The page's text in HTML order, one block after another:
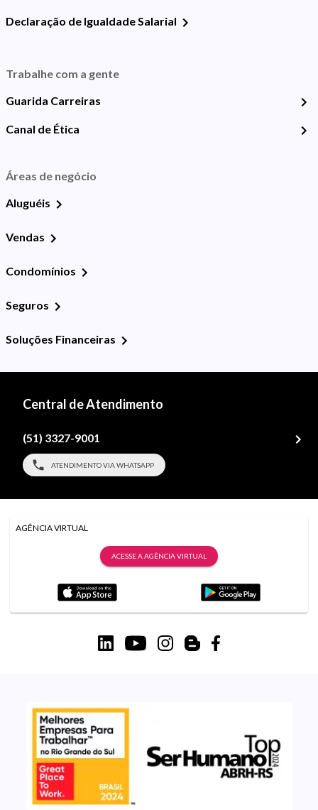
Declaração de Igualdade Salarial
Trabalhe com a gente
Guarida Carreiras
Canal de Ética
Áreas de negócio
Aluguéis
Vendas
Condomínios
Seguros
Soluções Financeiras
Central de Atendimento
(51) 3327-9001
ATENDIMENTO VIA WHATSAPP
AGÊNCIA VIRTUAL
ACESSE A AGÊNCIA VIRTUAL